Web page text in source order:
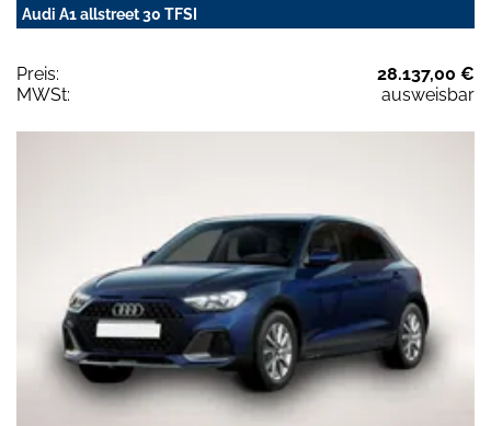
Audi A1 allstreet 30 TFSI
Preis:
28.137,00 €
MWSt:
ausweisbar